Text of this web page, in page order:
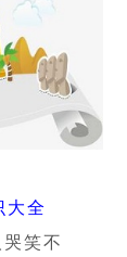
大全
笑不